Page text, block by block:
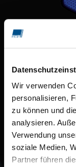
Wir verwenden
personalisieren,
zu können und
analysieren.
Verwendung
soziale Medien,
Partner führen
poprawiają
wzornictwo
nam